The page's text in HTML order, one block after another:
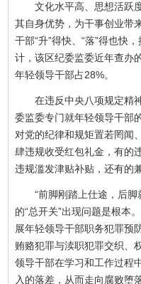
文化水平高、思想活跃度
其自身优势，为干事创业带
干部“升”得快、“落”得也快
计，该区纪委监委近年查办
年轻领导干部占28%。
在违反中央八项规定精神
委监委专门就年轻领导干部
对党的纪律和规矩置若罔闻
肆违规收受红包礼金，有的
违规滥发津贴补贴，还有的
“前脚刚踏上仕途，后脚
的“总开关”出现问题是根本
展年轻领导干部职务犯罪预
贿赂犯罪与渎职犯罪交织、
领导干部在学习和工作过程
入的落差，从而走向腐败堕